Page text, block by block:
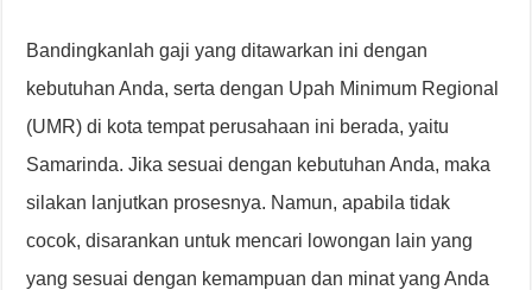
Bandingkanlah gaji yang ditawarkan ini dengan
kebutuhan Anda, serta dengan Upah Minimum Regional
(UMR) di kota tempat perusahaan ini berada, yaitu
Samarinda. Jika sesuai dengan kebutuhan Anda, maka
silakan lanjutkan prosesnya. Namun, apabila tidak
cocok, disarankan untuk mencari lowongan lain yang
yang sesuai dengan kemampuan dan minat yang Anda